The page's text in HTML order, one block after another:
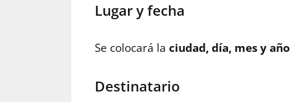
Lugar y fecha
Se colocará la ciudad, día, mes y año
Destinatario